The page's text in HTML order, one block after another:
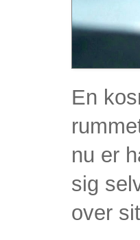
En
nu er
sig
over